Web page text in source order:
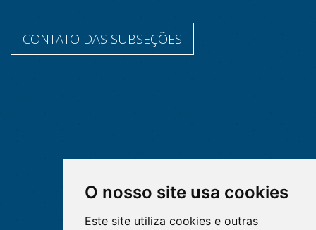
O nosso site usa cookies
Este site utiliza cookies e outras
CONTATO DAS SUBSEÇÕES